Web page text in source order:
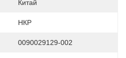
Китай
НКР
0090029129-002